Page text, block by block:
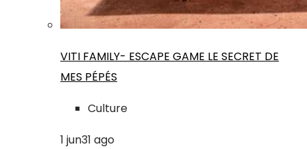
VITI FAMILY- ESCAPE GAME LE SECRET DE
MES PÉPÉS
Culture
1 jun31 ago